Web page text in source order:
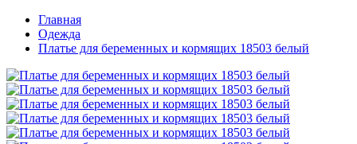
Главная
Одежда
Платье для беременных и кормящих 18503 белый